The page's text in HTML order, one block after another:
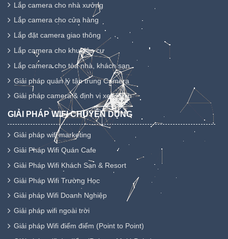
Lắp camera cho nhà xưởng
Lắp camera cho cửa hàng
Lắp đặt camera giao thông
Lắp camera cho khu dân cư
Lắp camera cho tòa nhà, khách sạn
Giải pháp quản lý tập trung Camera
Giải pháp camera & định vị xe khách
GIẢI PHÁP WIFI CHUYÊN DỤNG
Giải pháp wifi marketing
Giải Pháp Wifi Quán Cafe
Giải Pháp Wifi Khách Sạn & Resort
Giải Pháp Wifi Trường Học
Giải pháp Wifi Doanh Nghiệp
Giải pháp wifi ngoài trời
Giải pháp Wifi điểm điểm (Point to Point)